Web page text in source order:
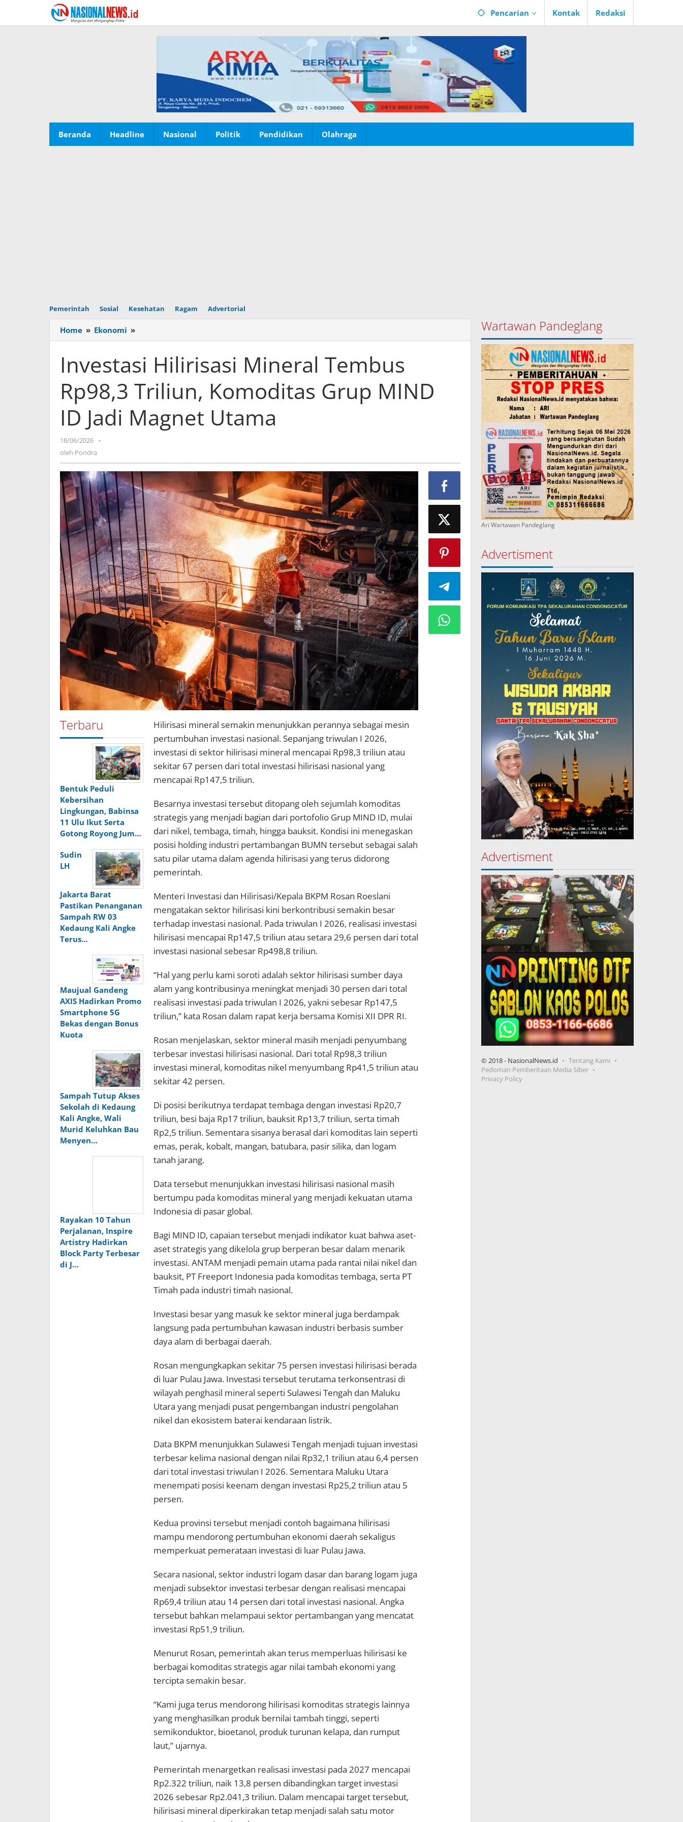
konten
Pencarian Kontak Redaksi
Beranda Headline Nasional Politik Pendidikan Olahraga
Pemerintah Sosial Kesehatan Ragam Advertorial
Home » Ekonomi »
Hilirisasi
Tembus
Rp98,3
Triliun,
Komoditas
Grup
MIND
Utama
Investasi Hilirisasi Mineral Tembus
Rp98,3 Triliun, Komoditas Grup MIND
ID Jadi Magnet Utama
18/06/2026 oleh
-
oleh Pondra
Terbaru
Bentuk Peduli
Kebersihan
Lingkungan, Babinsa
11 Ulu Ikut Serta
Gotong Royong Jum…
Sudin
LH
Jakarta Barat
Pastikan Penanganan
Sampah RW 03
Kedaung Kali Angke
Terus…
Maujual Gandeng
AXIS Hadirkan Promo
Smartphone 5G
Bekas dengan Bonus
Kuota
Sampah Tutup Akses
Sekolah di Kedaung
Kali Angke, Wali
Murid Keluhkan Bau
Menyen…
Rayakan 10 Tahun
Perjalanan, Inspire
Artistry Hadirkan
Block Party Terbesar
di J…
Hilirisasi mineral semakin menunjukkan perannya sebagai mesin
pertumbuhan investasi nasional. Sepanjang triwulan I 2026,
investasi di sektor hilirisasi mineral mencapai Rp98,3 triliun atau
sekitar 67 persen dari total investasi hilirisasi nasional yang
mencapai Rp147,5 triliun.
Besarnya investasi tersebut ditopang oleh sejumlah komoditas
strategis yang menjadi bagian dari portofolio Grup MIND ID, mulai
dari nikel, tembaga, timah, hingga bauksit. Kondisi ini menegaskan
posisi holding industri pertambangan BUMN tersebut sebagai salah
satu pilar utama dalam agenda hilirisasi yang terus didorong
pemerintah.
Menteri Investasi dan Hilirisasi/Kepala BKPM Rosan Roeslani
mengatakan sektor hilirisasi kini berkontribusi semakin besar
terhadap investasi nasional. Pada triwulan I 2026, realisasi investasi
hilirisasi mencapai Rp147,5 triliun atau setara 29,6 persen dari total
investasi nasional sebesar Rp498,8 triliun.
“Hal yang perlu kami soroti adalah sektor hilirisasi sumber daya
alam yang kontribusinya meningkat menjadi 30 persen dari total
realisasi investasi pada triwulan I 2026, yakni sebesar Rp147,5
triliun,” kata Rosan dalam rapat kerja bersama Komisi XII DPR RI.
Rosan menjelaskan, sektor mineral masih menjadi penyumbang
terbesar investasi hilirisasi nasional. Dari total Rp98,3 triliun
investasi mineral, komoditas nikel menyumbang Rp41,5 triliun atau
sekitar 42 persen.
Di posisi berikutnya terdapat tembaga dengan investasi Rp20,7
triliun, besi baja Rp17 triliun, bauksit Rp13,7 triliun, serta timah
Rp2,5 triliun. Sementara sisanya berasal dari komoditas lain seperti
emas, perak, kobalt, mangan, batubara, pasir silika, dan logam
tanah jarang.
Data tersebut menunjukkan investasi hilirisasi nasional masih
bertumpu pada komoditas mineral yang menjadi kekuatan utama
Indonesia di pasar global.
Bagi MIND ID, capaian tersebut menjadi indikator kuat bahwa aset-
aset strategis yang dikelola grup berperan besar dalam menarik
investasi. ANTAM menjadi pemain utama pada rantai nilai nikel dan
bauksit, PT Freeport Indonesia pada komoditas tembaga, serta PT
Timah pada industri timah nasional.
Investasi besar yang masuk ke sektor mineral juga berdampak
langsung pada pertumbuhan kawasan industri berbasis sumber
daya alam di berbagai daerah.
Rosan mengungkapkan sekitar 75 persen investasi hilirisasi berada
di luar Pulau Jawa. Investasi tersebut terutama terkonsentrasi di
wilayah penghasil mineral seperti Sulawesi Tengah dan Maluku
Utara yang menjadi pusat pengembangan industri pengolahan
nikel dan ekosistem baterai kendaraan listrik.
Data BKPM menunjukkan Sulawesi Tengah menjadi tujuan investasi
terbesar kelima nasional dengan nilai Rp32,1 triliun atau 6,4 persen
dari total investasi triwulan I 2026. Sementara Maluku Utara
menempati posisi keenam dengan investasi Rp25,2 triliun atau 5
persen.
Kedua provinsi tersebut menjadi contoh bagaimana hilirisasi
mampu mendorong pertumbuhan ekonomi daerah sekaligus
memperkuat pemerataan investasi di luar Pulau Jawa.
Secara nasional, sektor industri logam dasar dan barang logam juga
menjadi subsektor investasi terbesar dengan realisasi mencapai
Rp69,4 triliun atau 14 persen dari total investasi nasional. Angka
tersebut bahkan melampaui sektor pertambangan yang mencatat
investasi Rp51,9 triliun.
Menurut Rosan, pemerintah akan terus memperluas hilirisasi ke
berbagai komoditas strategis agar nilai tambah ekonomi yang
tercipta semakin besar.
“Kami juga terus mendorong hilirisasi komoditas strategis lainnya
yang menghasilkan produk bernilai tambah tinggi, seperti
semikonduktor, bioetanol, produk turunan kelapa, dan rumput
laut,” ujarnya.
Pemerintah menargetkan realisasi investasi pada 2027 mencapai
Rp2.322 triliun, naik 13,8 persen dibandingkan target investasi
2026 sebesar Rp2.041,3 triliun. Dalam mencapai target tersebut,
hilirisasi mineral diperkirakan tetap menjadi salah satu motor
Wartawan Pandeglang
Ari Wartawan Pandeglang
Advertisment
Advertisment
© 2018 - NasionalNews.id
Tentang Kami
Pedoman Pemberitaan Media Siber
Privacy Policy